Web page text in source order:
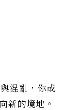
混亂，你或
新的境地。